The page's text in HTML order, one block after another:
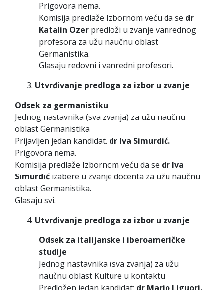
Prigovora nema.
Komisija predlaže Izbornom veću da se dr
Katalin Ozer predloži u zvanje vanrednog
profesora za užu naučnu oblast
Germanistika.
Glasaju redovni i vanredni profesori.
Utvrđivanje predloga za izbor u zvanje
Odsek za germanistiku
Jednog nastavnika (sva zvanja) za užu naučnu
oblast Germanistika
Prijavljen jedan kandidat. dr Iva Simurdić.
Prigovora nema.
Komisija predlaže Izbornom veću da se dr Iva
Simurdić izabere u zvanje docenta za užu naučnu
oblast Germanistika.
Glasaju svi.
Utvrđivanje predloga za izbor u zvanje
Odsek za italijanske i iberoameričke
studije
Jednog nastavnika (sva zvanja) za užu
naučnu oblast Kulture u kontaktu
Predložen jedan kandidat: dr Mario Liguori.